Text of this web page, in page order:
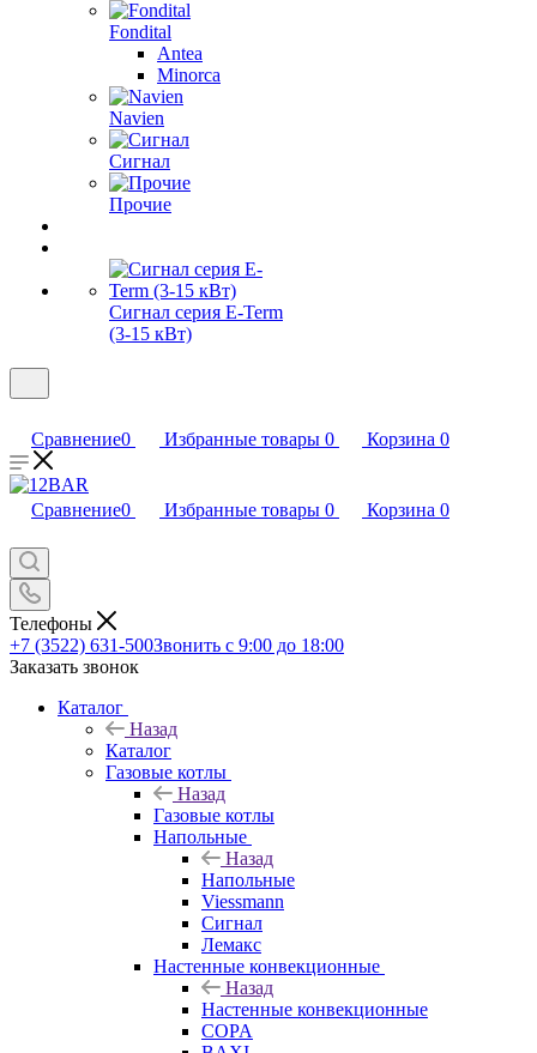
Fondital
Antea
Minorca
Navien
Сигнал
Прочие
Сигнал серия E-Term
(3-15 кВт)
Сравнение0 Избранные товары 0 Корзина 0
Сравнение0 Избранные товары 0 Корзина 0
Телефоны
+7 (3522) 631-500Звонить с 9:00 до 18:00
Заказать звонок
Каталог
Назад
Каталог
Газовые котлы
Назад
Газовые котлы
Напольные
Назад
Напольные
Viessmann
Сигнал
Лемакс
Настенные конвекционные
Назад
Настенные конвекционные
COPA